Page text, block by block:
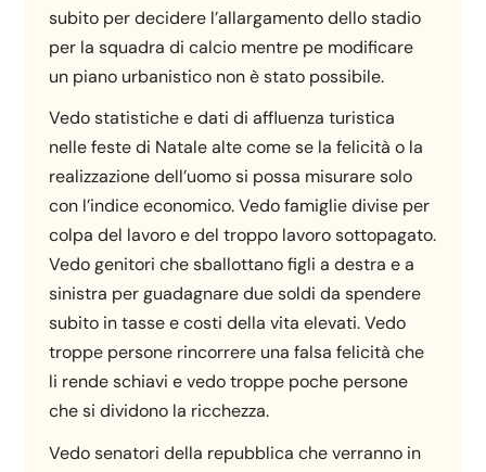
subito per decidere l’allargamento dello stadio
per la squadra di calcio mentre pe modificare
un piano urbanistico non è stato possibile.
Vedo statistiche e dati di affluenza turistica
nelle feste di Natale alte come se la felicità o la
realizzazione dell’uomo si possa misurare solo
con l’indice economico. Vedo famiglie divise per
colpa del lavoro e del troppo lavoro sottopagato.
Vedo genitori che sballottano figli a destra e a
sinistra per guadagnare due soldi da spendere
subito in tasse e costi della vita elevati. Vedo
troppe persone rincorrere una falsa felicità che
li rende schiavi e vedo troppe poche persone
che si dividono la ricchezza.
Vedo senatori della repubblica che verranno in